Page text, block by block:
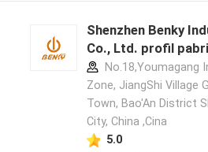
Shenzhen Benky
Co., Ltd. profil
No.18,Youmagang
Zone, JiangShi Village
Town, Bao'An District
City, China ,Cina
5.0